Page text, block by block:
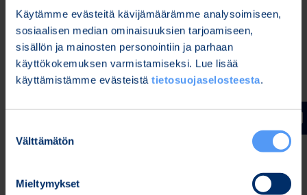
Käytämme evästeitä kävijämäärämme analysoimiseen,
sosiaalisen median ominaisuuksien tarjoamiseen,
sisällön ja mainosten personointiin ja parhaan
käyttökokemuksen varmistamiseksi. Lue lisää
käyttämistämme evästeistä tietosuojaselosteesta.
valinta
Välttämätön
Mieltymykset
Karoliina Malmi
Viestintä- ja markkinointijohtaja
Puh. 040 344 2789
Jakelu:
Keskeiset tiedotusvälineet
Bittium on erikoistunut luotettavien ja turvallisten